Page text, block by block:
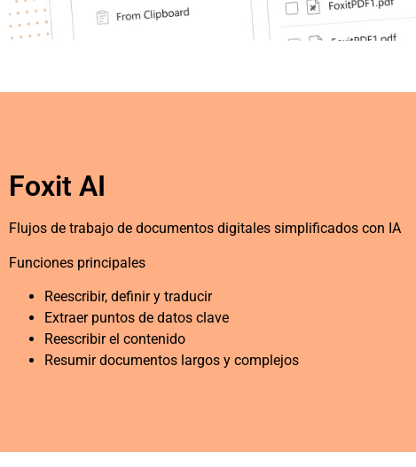
Foxit AI
Flujos de trabajo de documentos digitales simplificados con IA
Funciones principales
Reescribir, definir y traducir
Extraer puntos de datos clave
Reescribir el contenido
Resumir documentos largos y complejos